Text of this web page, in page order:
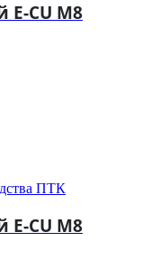
E-CU М8
ПТК
E-CU М8